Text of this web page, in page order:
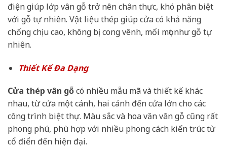
điện giúp lớp vân gỗ trở nên chân thực, khó phân biệt
với gỗ tự nhiên. Vật liệu thép giúp cửa có khả năng
chống chịu cao, không bị cong vênh, mối mọt như gỗ tự
nhiên.
Thiết Kế Đa Dạng
Cửa thép vân gỗcó nhiều mẫu mã và thiết kế khác
nhau, từ cửa một cánh, hai cánh đến cửa lớn cho các
công trình biệt thự. Màu sắc và hoa văn vân gỗ cũng rất
phong phú, phù hợp với nhiều phong cách kiến trúc từ
cổ điển đến hiện đại.